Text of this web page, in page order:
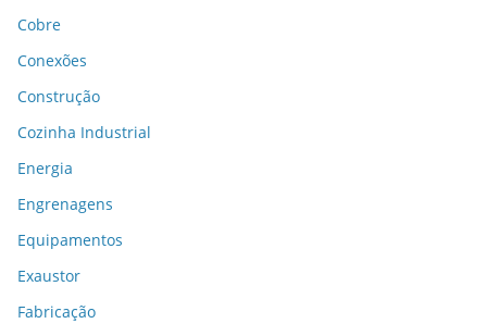
Cobre
Conexões
Construção
Cozinha Industrial
Energia
Engrenagens
Equipamentos
Exaustor
Fabricação